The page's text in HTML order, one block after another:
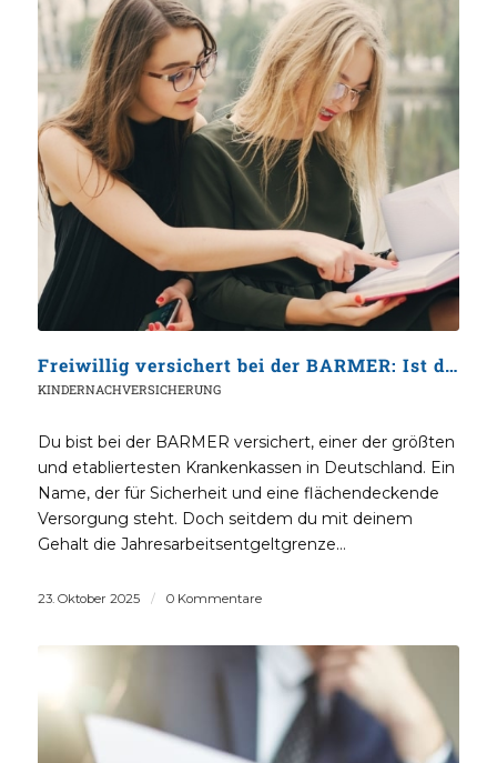
Freiwillig versichert bei der BARMER: Ist die PKV für deine Familie jetzt die bessere Wahl?
KINDERNACHVERSICHERUNG
Du bist bei der BARMER versichert, einer der größten
und etabliertesten Krankenkassen in Deutschland. Ein
Name, der für Sicherheit und eine flächendeckende
Versorgung steht. Doch seitdem du mit deinem
Gehalt die Jahresarbeitsentgeltgrenze…
23. Oktober 2025 / 0 Kommentare